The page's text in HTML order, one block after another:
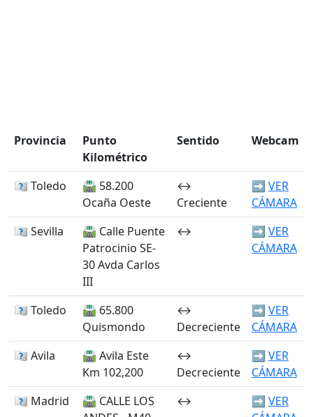
Provincia󠁭󠁶󠁳󠁣󠁿
Punto
Kilométrico
Sentido Webcam
🏴󠁭󠁶󠁳󠁣󠁿 Toledo
🛣️ 58.200
Ocaña Oeste
↔️
Creciente
➡️ VER
CÁMARA
🏴󠁭󠁶󠁳󠁣󠁿 Sevilla
🛣️ Calle Puente
Patrocinio SE-
30 Avda Carlos
III
↔️ ➡️ VER
CÁMARA
🏴󠁭󠁶󠁳󠁣󠁿 Toledo
🛣️ 65.800
Quismondo
↔️
Decreciente
➡️ VER
CÁMARA
🏴󠁭󠁶󠁳󠁣󠁿 Avila
🛣️ Avila Este
Km 102,200
↔️
Decreciente
➡️ VER
CÁMARA
🏴󠁭󠁶󠁳󠁣󠁿 Madrid
🛣️ CALLE LOS
↔️ ➡️ VER